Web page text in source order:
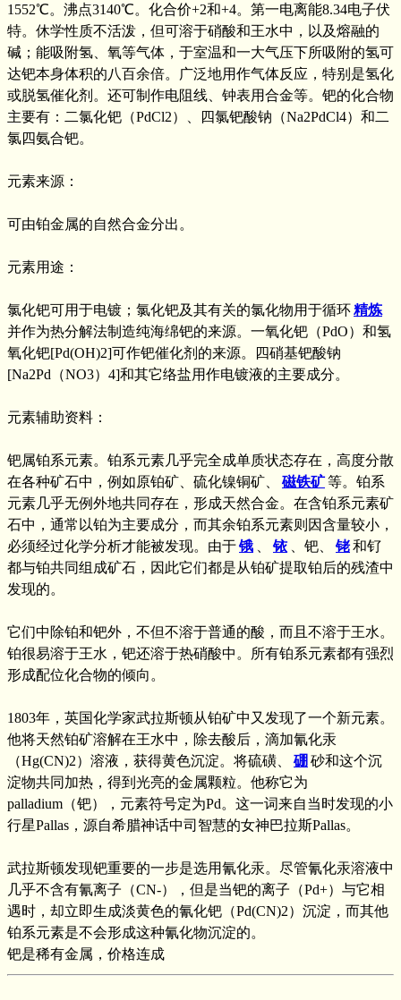
1552℃。沸点3140℃。化合价+2和+4。第一电离能8.34电子伏
特。休学性质不活泼，但可溶于硝酸和王水中，以及熔融的
碱；能吸附氢、氧等气体，于室温和一大气压下所吸附的氢可
达钯本身体积的八百余倍。广泛地用作气体反应，特别是氢化
或脱氢催化剂。还可制作电阻线、钟表用合金等。钯的化合物
主要有：二氯化钯（PdCl2）、四氯钯酸钠（Na2PdCl4）和二
氯四氨合钯。
元素来源：
可由铂金属的自然合金分出。
元素用途：
氯化钯可用于电镀；氯化钯及其有关的氯化物用于循环精炼
并作为热分解法制造纯海绵钯的来源。一氧化钯（PdO）和氢
氧化钯[Pd(OH)2]可作钯催化剂的来源。四硝基钯酸钠
[Na2Pd（NO3）4]和其它络盐用作电镀液的主要成分。
元素辅助资料：
钯属铂系元素。铂系元素几乎完全成单质状态存在，高度分散
在各种矿石中，例如原铂矿、硫化镍铜矿、
磁铁矿等。铂系
元素几乎无例外地共同存在，形成天然合金。在含铂系元素矿
石中，通常以铂为主要成分，而其余铂系元素则因含量较小，
必须经过化学分析才能被发现。由于锇 铱 、钯、 铑和钌
都与铂共同组成矿石，因此它们都是从铂矿提取铂后的残渣中
发现的。
它们中除铂和钯外，不但不溶于普通的酸，而且不溶于王水。
铂很易溶于王水，钯还溶于热硝酸中。所有铂系元素都有强烈
形成配位化合物的倾向。
1803年，英国化学家武拉斯顿从铂矿中又发现了一个新元素。
他将天然铂矿溶解在王水中，除去酸后，滴加氰化汞
（Hg(CN)2）溶液，获得黄色沉淀。将硫磺、
硼 砂和这个沉
淀物共同加热，得到光亮的金属颗粒。他称它为
palladium（钯），元素符号定为Pd。这一词来自当时发现的小
行星Pallas，源自希腊神话中司智慧的女神巴拉斯Pallas。
武拉斯顿发现钯重要的一步是选用氰化汞。尽管氰化汞溶液中
几乎不含有氰离子（CN-），但是当钯的离子（Pd+）与它相
遇时，却立即生成淡黄色的氰化钯（Pd(CN)2）沉淀，而其他
铂系元素是不会形成这种氰化物沉淀的。
钯是稀有金属，价格连成